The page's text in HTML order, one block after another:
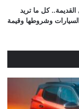
القديمة.. كل ما تريد
وشروطها وقيمة